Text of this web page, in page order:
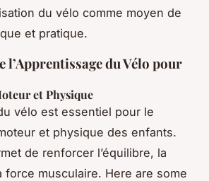
du vélo comme moyen de
et pratique.
l’Apprentissage du Vélo pour
et Physique
vélo est essentiel pour le
et physique des enfants.
de renforcer l’équilibre, la
force musculaire. Here are some